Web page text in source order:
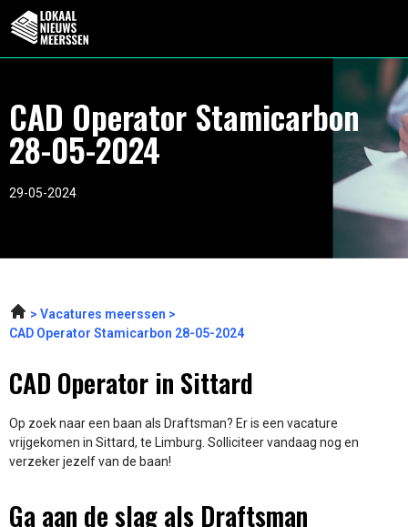
CAD Operator Stamicarbon
28-05-2024
29-05-2024
Vacatures meerssen
CAD Operator Stamicarbon 28-05-2024
CAD Operator in Sittard
Op zoek naar een baan als Draftsman? Er is een vacature
vrijgekomen in Sittard, te Limburg. Solliciteer vandaag nog en
verzeker jezelf van de baan!
Ga aan de slag als Draftsman